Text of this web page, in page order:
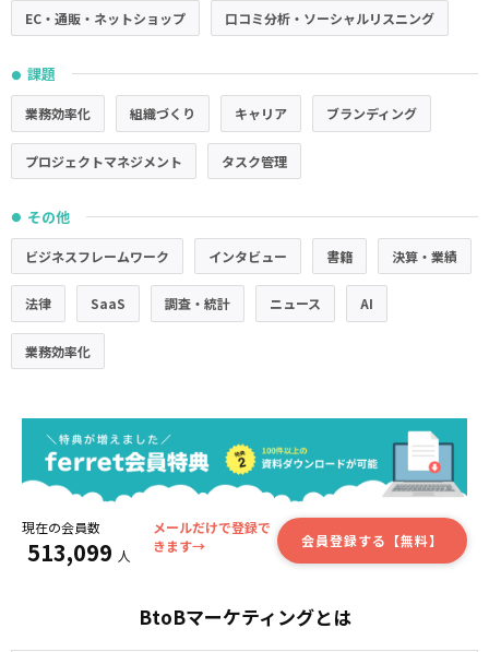
EC・通販・ネットショップ 口コミ分析・ソーシャルリスニング
● 課題
業務効率化 組織づくり キャリア ブランディング
プロジェクトマネジメント タスク管理
● その他
ビジネスフレームワーク インタビュー 書籍 決算・業績
法律 SaaS 調査・統計 ニュース AI
業務効率化
現在の会員数
513,099 人
メールだけで登録で
きます→
会員登録する【無料】
BtoBマーケティングとは